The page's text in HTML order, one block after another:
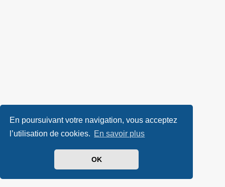
En poursuivant votre navigation, vous acceptez
l’utilisation de cookies. En savoir plus
OK